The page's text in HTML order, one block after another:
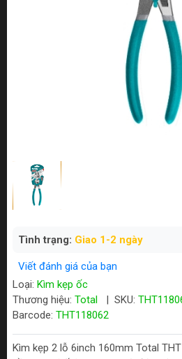
Tình trạng: Giao 1-2 ngày
Viết đánh giá của bạn
Loại: Kìm kẹp ốc
Thương hiệu: Total SKU:
Barcode: THT118062
Kìm kẹp 2 lỗ 6inch 160mm Total